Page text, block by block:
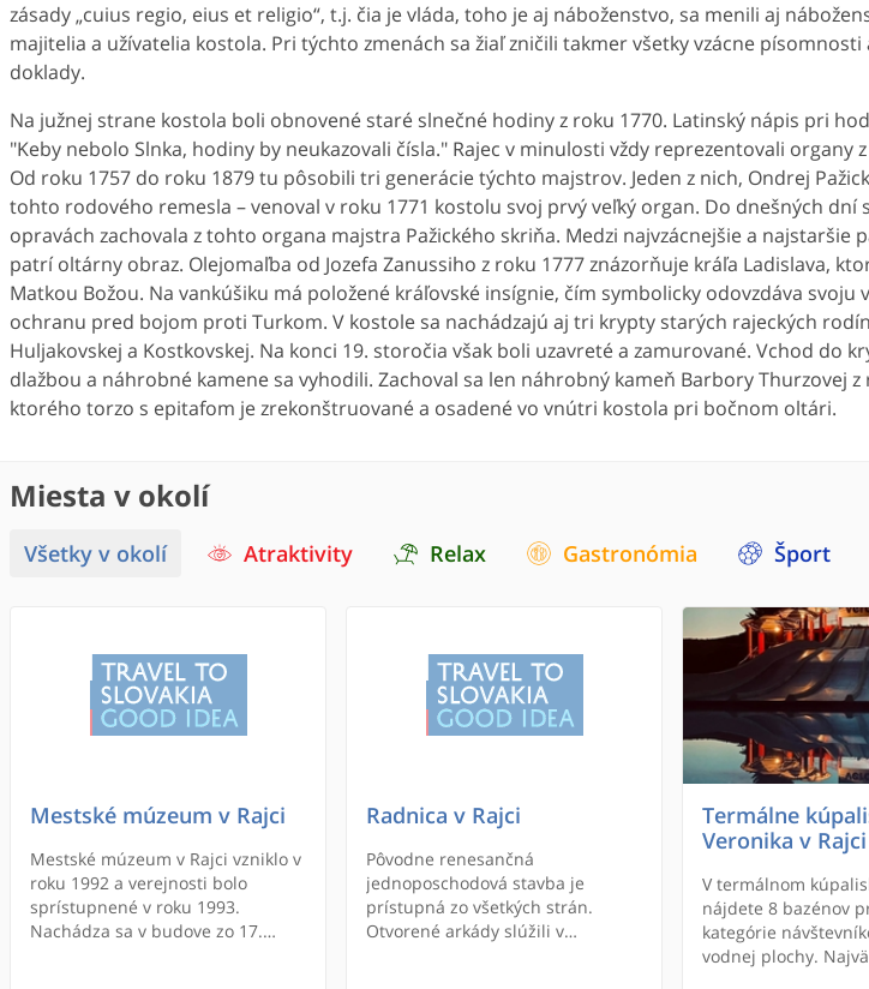
zásady „cuius regio, eius et religio“, t.j. čia je vláda, toho je aj náboženstvo, sa menili aj
majitelia a užívatelia kostola. Pri týchto zmenách sa žiaľ zničili takmer všetky vzácne
doklady.
Na južnej strane kostola boli obnovené staré slnečné hodiny z roku 1770. Latinský nápis pri
"Keby nebolo Slnka, hodiny by neukazovali čísla." Rajec v minulosti vždy reprezentovali organy
Od roku 1757 do roku 1879 tu pôsobili tri generácie týchto majstrov. Jeden z nich, Ondrej
tohto rodového remesla – venoval v roku 1771 kostolu svoj prvý veľký organ. Do dnešných dní
opravách zachovala z tohto organa majstra Pažického skriňa. Medzi najvzácnejšie a najstaršie
patrí oltárny obraz. Olejomaľba od Jozefa Zanussiho z roku 1777 znázorňuje kráľa Ladislava,
Matkou Božou. Na vankúšiku má položené kráľovské insígnie, čím symbolicky odovzdáva svoju
ochranu pred bojom proti Turkom. V kostole sa nachádzajú aj tri krypty starých rajeckých
Huljakovskej a Kostkovskej. Na konci 19. storočia však boli uzavreté a zamurované. Vchod do
dlažbou a náhrobné kamene sa vyhodili. Zachoval sa len náhrobný kameň Barbory Thurzovej z
ktorého torzo s epitafom je zrekonštruované a osadené vo vnútri kostola pri bočnom oltári.
Miesta v okolí
Všetky v okolí Atraktivity Relax Gastronómia Šport
Mestské múzeum v Rajci
Mestské múzeum v Rajci vzniklo v
roku 1992 a verejnosti bolo
sprístupnené v roku 1993.
Nachádza sa v budove zo 17.
Radnica v Rajci
Pôvodne renesančná
jednoposchodová stavba je
prístupná zo všetkých strán.
Otvorené arkády slúžili v
Termálne
Veronika v Rajci
V termálnom
nájdete 8 bazénov
kategórie
vodnej plochy.